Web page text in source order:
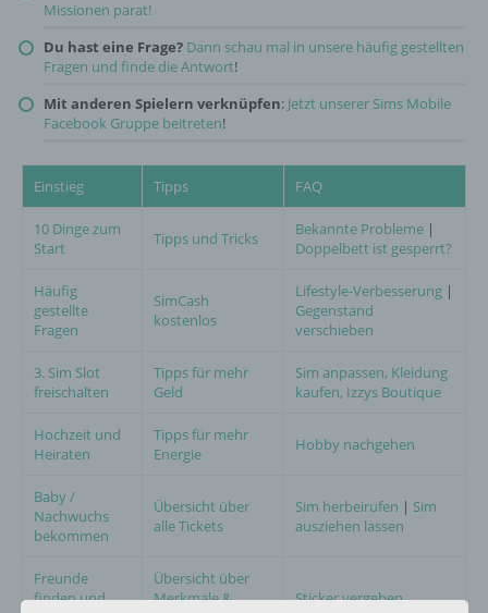
Missionen parat!
Du hast eine Frage? Dann schau mal in unsere häufig gestellten
Fragen und finde die Antwort!
Mit anderen Spielern verknüpfen: Jetzt unserer Sims Mobile
Facebook Gruppe beitreten!
Einstieg Tipps FAQ
10 Dinge zum
Start
Tipps und Tricks Bekannte Probleme |
Doppelbett ist gesperrt?
Häufig
gestellte
Fragen
SimCash
kostenlos
Lifestyle-Verbesserung |
Gegenstand
verschieben
3. Sim Slot
freischalten
Tipps für mehr
Geld
Sim anpassen, Kleidung
kaufen, Izzys Boutique
Hochzeit und
Heiraten
Tipps für mehr
Energie
Hobby nachgehen
Baby /
Nachwuchs
bekommen
Übersicht über
alle Tickets
Sim herbeirufen | Sim
ausziehen lassen
Freunde
finden und
Übersicht über
Merkmale &
Sticker vergeben